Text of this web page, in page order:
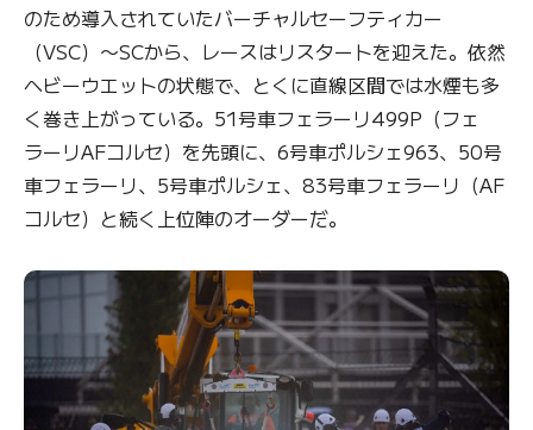
のため導入されていたバーチャルセーフティカー
（VSC）〜SCから、レースはリスタートを迎えた。依然
ヘビーウエットの状態で、とくに直線区間では水煙も多
く巻き上がっている。51号車フェラーリ499P（フェ
ラーリAFコルセ）を先頭に、6号車ポルシェ963、50号
車フェラーリ、5号車ポルシェ、83号車フェラーリ（AF
コルセ）と続く上位陣のオーダーだ。